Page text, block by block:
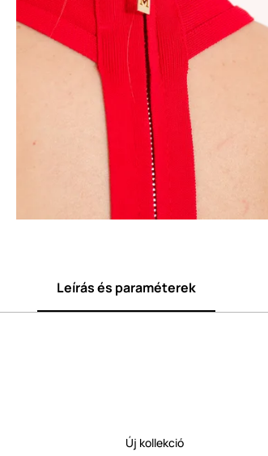
Leírás és paraméterek
Új kollekció